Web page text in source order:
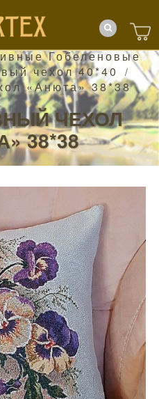
Гобеленовые
чехол 40*40 /
«Анюта» 38*38
ЧЕХОЛ
38*38